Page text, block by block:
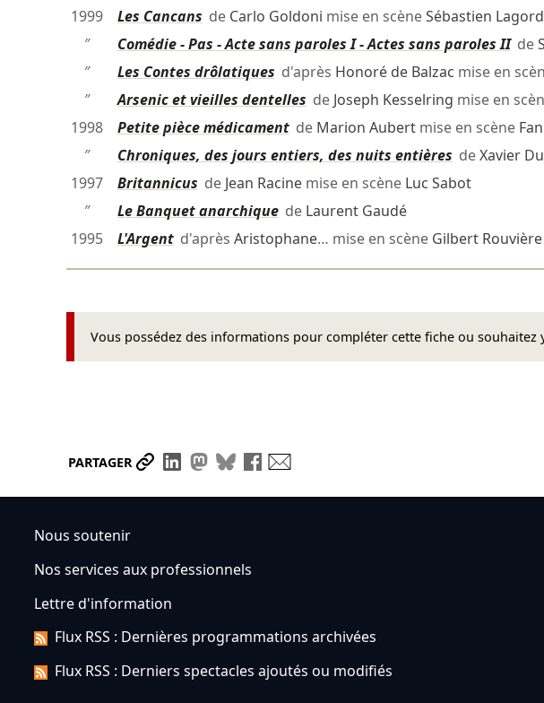
1999
Les Cancans de Carlo Goldoni mise en scèneSébastien Lagord
″
Comédie - Pas - Acte sans paroles I - Actes sans paroles IIde
″
Les Contes drôlatiques d'après Honoré de Balzac mise en
″
Arsenic et vieilles dentelles de Joseph Kesselring mise en
1998
Petite pièce médicamentde Marion Aubertmise en scène
″
Chroniques, des jours entiers, des nuits entières deXavier
1997
Britannicus de Jean Racinemise en scène Luc Sabot
″
Le Banquet anarchiquede Laurent Gaudé
1995
L'Argentd'après Aristophane… mise en scène Gilbert Rouvière
Vous possédez des informations pour compléter cette fiche ou souhaitez
PARTAGER Partager le lien
Partager sur LinkedIn
Partager sur Mastodon
Partager sur Bluesky
Partager sur Facebook
Nous soutenir
Nos services aux professionnels
Lettre d'information
Flux RSS : Dernières programmations archivées
Flux RSS : Derniers spectacles ajoutés ou modifiés